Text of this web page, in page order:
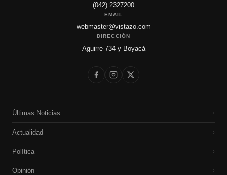
(042) 2327200
EMAIL
webmaster@vistazo.com
DIRECCIÓN
Aguirre 734 y Boyacá
Últimas Noticias ›
Actualidad ›
Política ›
Opinión ›